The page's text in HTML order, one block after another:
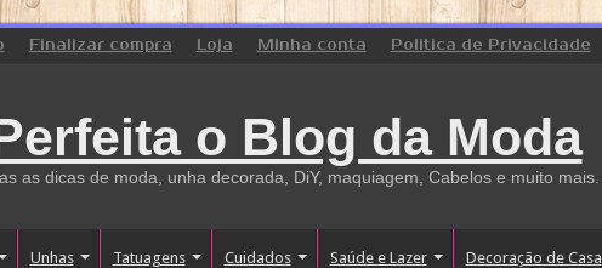
Finalizar compra Loja Minha conta Politica de Privacidade
o Blog da Moda
as dicas de moda, unha decorada, DiY, maquiagem, Cabelos e muito mais.
Unhas Tatuagens Cuidados Saúde e Lazer Decoração de Casa